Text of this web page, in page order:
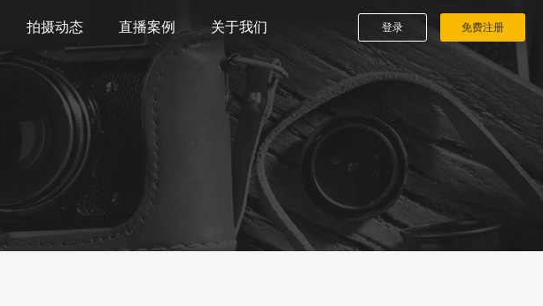
拍摄动态 直播案例 关于我们 登录 免费注册